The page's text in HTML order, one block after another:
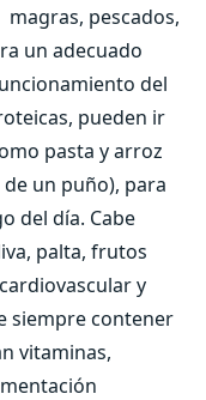
magras, pescados,
un adecuado
del
pueden ir
pasta y arroz
un puño), para
del día. Cabe
palta, frutos
y
siempre contener
vitaminas,